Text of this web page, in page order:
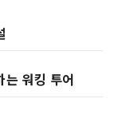
워킹 투어